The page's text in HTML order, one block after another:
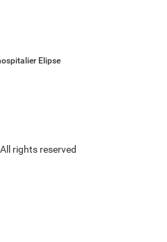
Elipse
rights reserved